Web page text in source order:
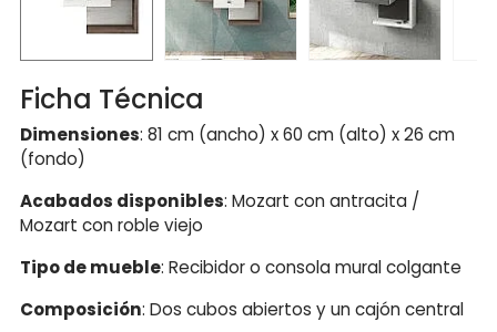
Ficha Técnica
Dimensiones: 81 cm (ancho) x 60 cm (alto) x 26 cm
(fondo)
Acabados disponibles: Mozart con antracita /
Mozart con roble viejo
Tipo de mueble: Recibidor o consola mural colgante
Composición: Dos cubos abiertos y un cajón central